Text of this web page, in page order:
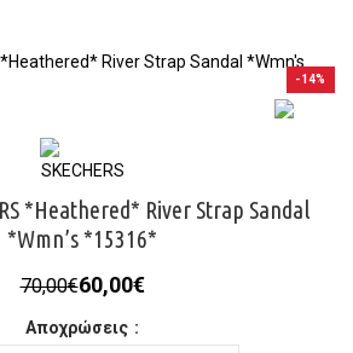
-14%
*Heathered* River Strap Sandal
*Wmn’s *15316*
70,00€Original
was:
60,00€Η
Αποχρώσεις